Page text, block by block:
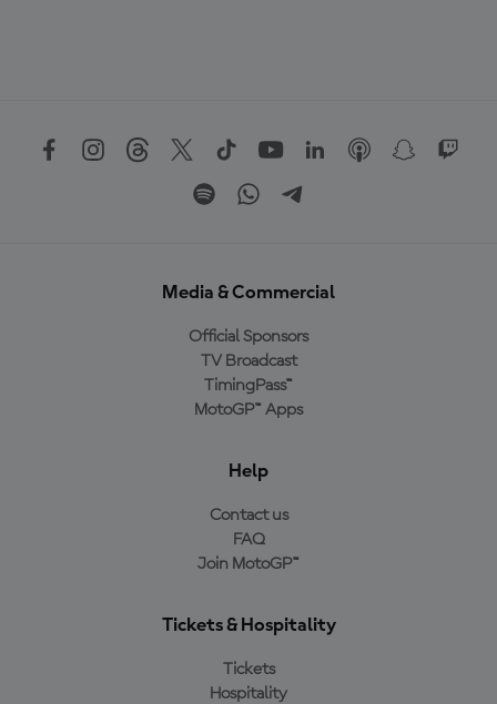
Media & Commercial
Official Sponsors
TV Broadcast
TimingPass™
MotoGP™ Apps
Help
Contact us
FAQ
Join MotoGP™
Tickets & Hospitality
Tickets
Hospitality